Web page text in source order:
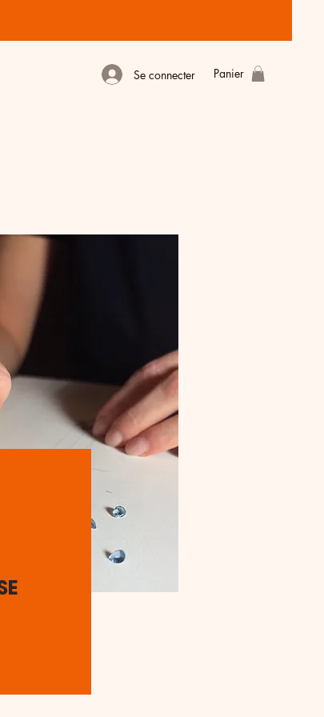
Se connecter Panier